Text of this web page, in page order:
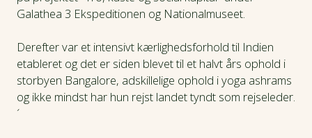
Galathea 3 Ekspeditionen og Nationalmuseet.
Derefter var et intensivt kærlighedsforhold til Indien
etableret og det er siden blevet til et halvt års ophold i
storbyen Bangalore, adskillelige ophold i yoga ashrams
og ikke mindst har hun rejst landet tyndt som rejseleder.
´